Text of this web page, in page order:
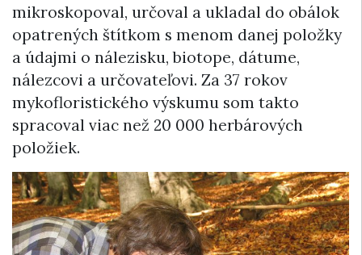
mikroskopoval, určoval a ukladal do obálok
opatrených štítkom s menom danej položky
a údajmi o nálezisku, biotope, dátume,
nálezcovi a určovateľovi. Za 37 rokov
mykofloristického výskumu som takto
spracoval viac než 20 000 herbárových
položiek.